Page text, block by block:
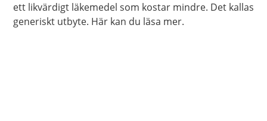
ett likvärdigt läkemedel som kostar mindre. Det kallas
generiskt utbyte. Här kan du läsa mer.